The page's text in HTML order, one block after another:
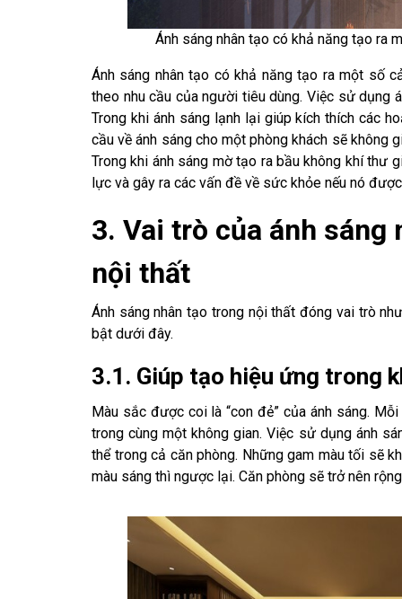
Ánh sáng nhân tạo có khả năng tạo ra
Ánh sáng nhân tạo có khả năng tạo ra một số
theo nhu cầu của người tiêu dùng. Việc sử dụng
Trong khi ánh sáng lạnh lại giúp kích thích các
cầu về ánh sáng cho một phòng khách sẽ không
Trong khi ánh sáng mờ tạo ra bầu không khí thư
lực và gây ra các vấn đề về sức khỏe nếu nó
3. Vai trò của ánh
nội thất
Ánh sáng nhân tạo trong nội thất đóng vai trò
bật dưới đây.
3.1. Giúp tạo hiệu ứng trong
Màu sắc được coi là “con đẻ” của ánh sáng.
trong cùng một không gian. Việc sử dụng ánh
thể trong cả căn phòng. Những gam màu tối sẽ
màu sáng thì ngược lại. Căn phòng sẽ trở nên